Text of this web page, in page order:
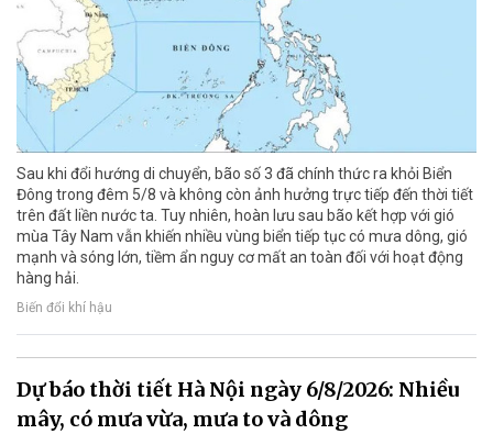
Sau khi đổi hướng di chuyển, bão số 3 đã chính thức ra khỏi Biển
Đông trong đêm 5/8 và không còn ảnh hưởng trực tiếp đến thời tiết
trên đất liền nước ta. Tuy nhiên, hoàn lưu sau bão kết hợp với gió
mùa Tây Nam vẫn khiến nhiều vùng biển tiếp tục có mưa dông, gió
mạnh và sóng lớn, tiềm ẩn nguy cơ mất an toàn đối với hoạt động
hàng hải.
Biến đổi khí hậu
Dự báo thời tiết Hà Nội ngày 6/8/2026: Nhiều
mây, có mưa vừa, mưa to và dông